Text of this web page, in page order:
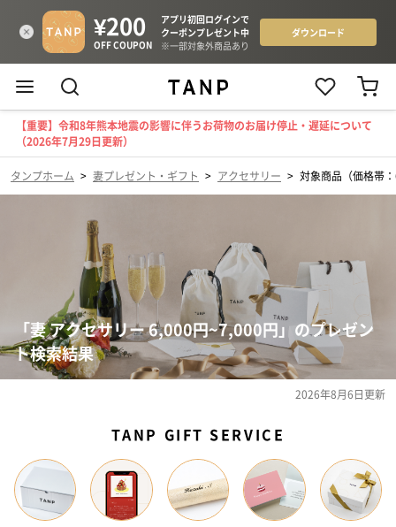
【重要】令和8年熊本地震の影響に伴うお荷物のお届け停止・遅延について
（2026年7月29日更新）
タンプホーム > 妻プレゼント・ギフト > アクセサリー > 対象商品（価格帯
「妻 アクセサリー 6,000円~7,000円」のプレゼン
ト検索結果
2026年8月6日更新
TANP GIFT SERVICE